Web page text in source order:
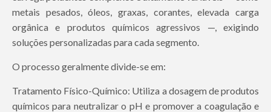
metais pesados, óleos, graxas, corantes, elevada carga
orgânica e produtos químicos agressivos —, exigindo
soluções personalizadas para cada segmento.
O processo geralmente divide-se em:
Tratamento Físico-Químico: Utiliza a dosagem de produtos
químicos para neutralizar o pH e promover a coagulação e